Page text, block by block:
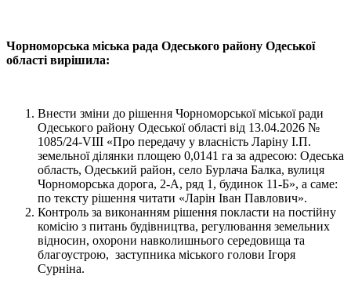
Чорноморська міська рада Одеського району Одеської
області вирішила:
Внести зміни до рішення Чорноморської міської ради
Одеського району Одеської області від 13.04.2026 №
1085/24-VIII «Про передачу у власність Ларіну І.П.
земельної ділянки площею 0,0141 га за адресою: Одеська
область, Одеський район, село Бурлача Балка, вулиця
Чорноморська дорога, 2-А, ряд 1, будинок 11-Б», а саме:
по тексту рішення читати «Ларін Іван Павлович».
Контроль за виконанням рішення покласти на постійну
комісію з питань будівництва, регулювання земельних
відносин, охорони навколишнього середовища та
благоустрою, заступника міського голови Ігоря
Сурніна.